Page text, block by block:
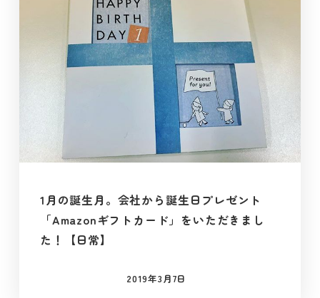
1月の誕生月。会社から誕生日プレゼント
「Amazonギフトカード」をいただきまし
た！【日常】
投稿日
2019年3月7日